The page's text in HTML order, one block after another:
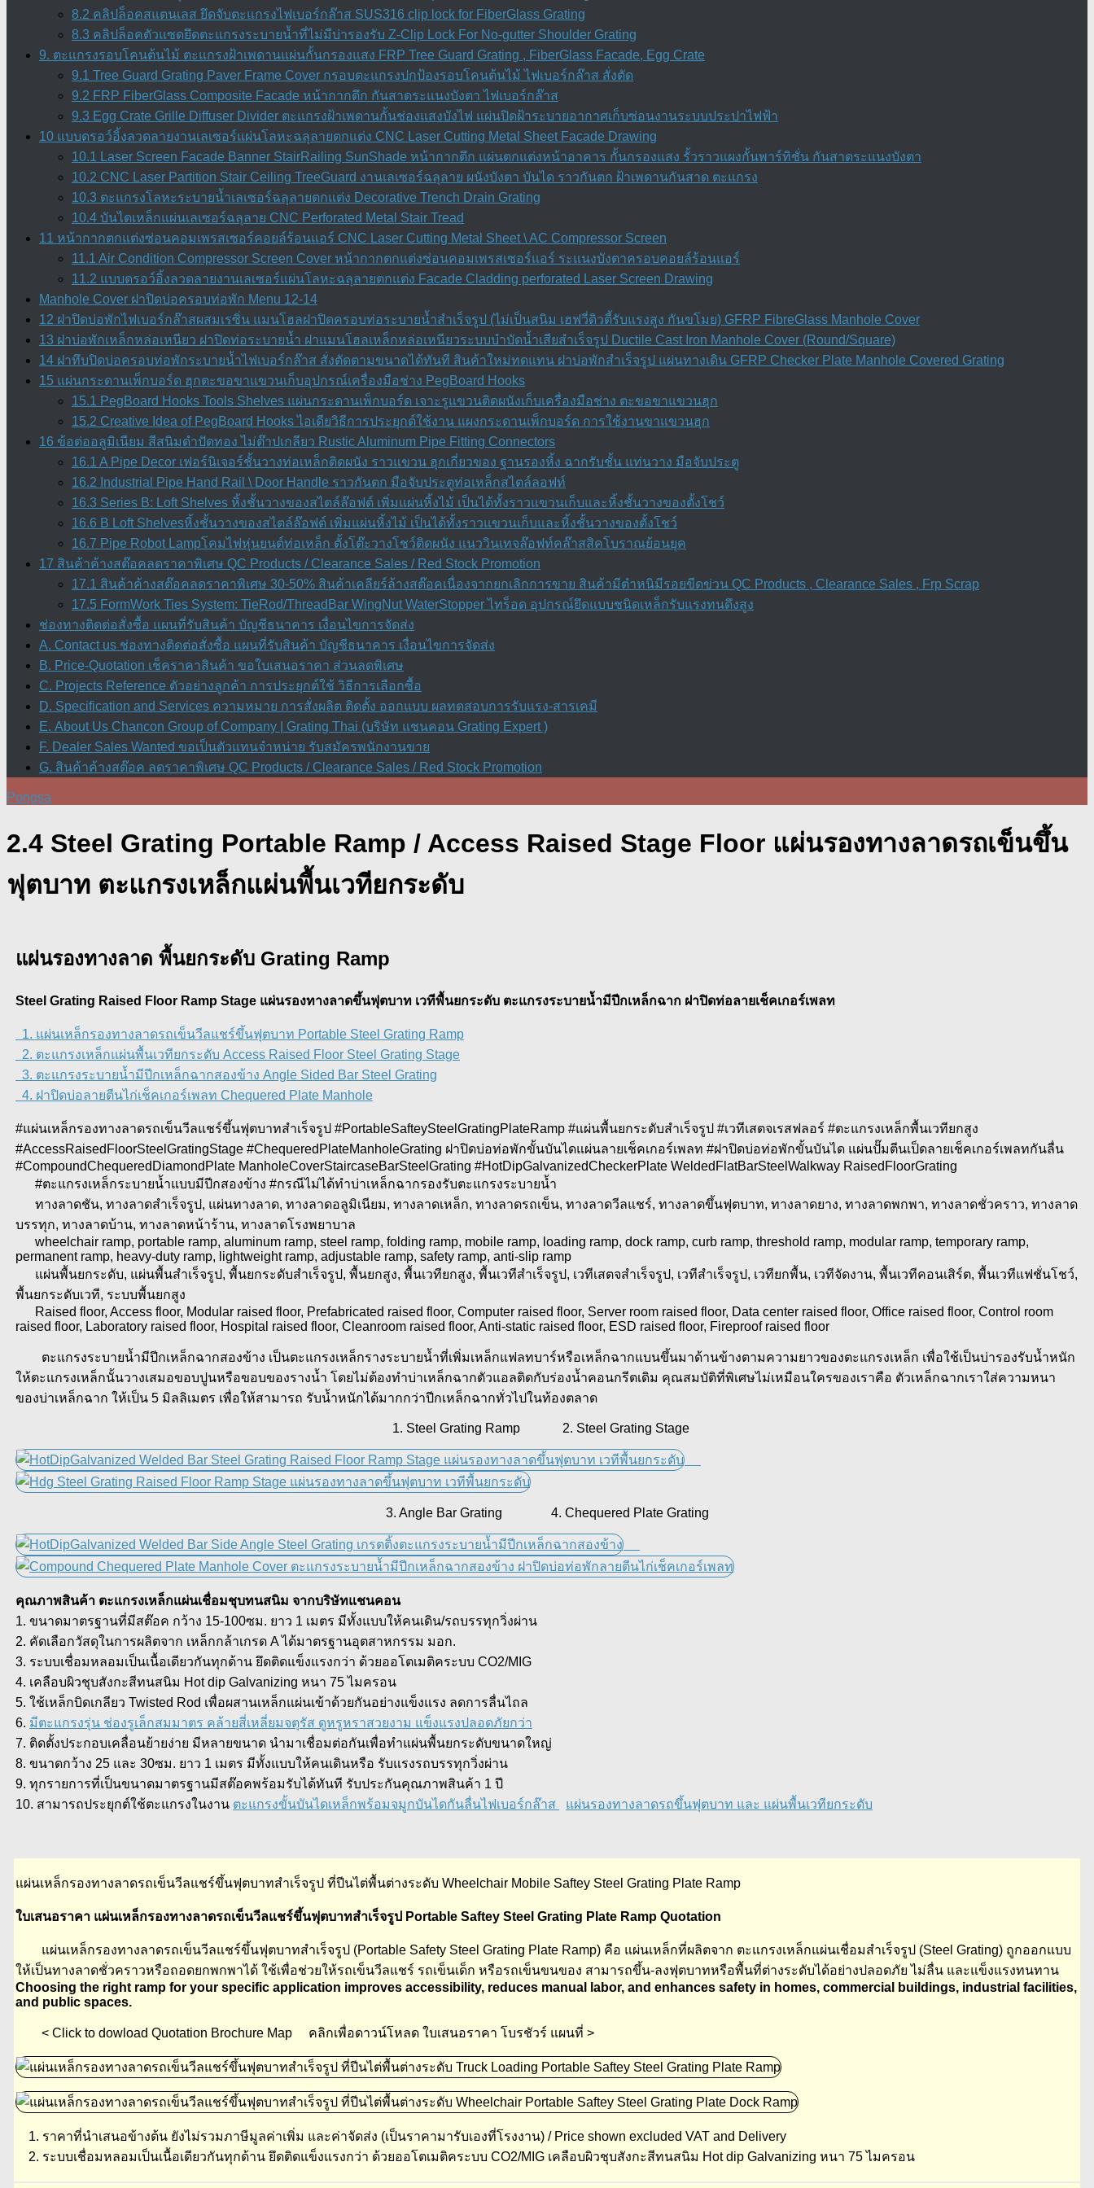
8.2 คลิปล็อคสแตนเลส ยึดจับตะแกรงไฟเบอร์กล๊าส SUS316 clip lock for FiberGlass Grating
8.3 คลิปล็อคตัวแซดยึดตะแกรงระบายน้ำที่ไม่มีบ่ารองรับ Z-Clip Lock For No-gutter Shoulder Grating
9. ตะแกรงรอบโคนต้นไม้ ตะแกรงฝ้าเพดานแผ่นกั้นกรองแสง FRP Tree Guard Grating , FiberGlass Facade, Egg Crate
9.1 Tree Guard Grating Paver Frame Cover กรอบตะแกรงปกป้องรอบโคนต้นไม้ ไฟเบอร์กล๊าส สั่งตัด
9.2 FRP FiberGlass Composite Facade หน้ากากตึก กันสาดระแนงบังตา ไฟเบอร์กล๊าส
9.3 Egg Crate Grille Diffuser Divider ตะแกรงฝ้าเพดานกั้นช่องแสงบังไฟ แผ่นปิดฝ้าระบายอากาศเก็บซ่อนงานระบบประปาไฟฟ้า
10 แบบดรอว์อิ้งลวดลายงานเลเซอร์แผ่นโลหะฉลุลายตกแต่ง CNC Laser Cutting Metal Sheet Facade Drawing
10.1 Laser Screen Facade Banner StairRailing SunShade หน้ากากตึก แผ่นตกแต่งหน้าอาคาร กั้นกรองแสง รั้วราวแผงกั้นพาร์ทิชั่น กันสาดระแนงบังตา
10.2 CNC Laser Partition Stair Ceiling TreeGuard งานเลเซอร์ฉลุลาย ผนังบังตา บันได ราวกันตก ฝ้าเพดานกันสาด ตะแกรง
10.3 ตะแกรงโลหะระบายน้ำเลเซอร์ฉลุลายตกแต่ง Decorative Trench Drain Grating
10.4 บันไดเหล็กแผ่นเลเซอร์ฉลุลาย CNC Perforated Metal Stair Tread
11 หน้ากากตกแต่งซ่อนคอมเพรสเซอร์คอยล์ร้อนแอร์ CNC Laser Cutting Metal Sheet \ AC Compressor Screen
11.1 Air Condition Compressor Screen Cover หน้ากากตกแต่งซ่อนคอมเพรสเซอร์แอร์ ระแนงบังตาครอบคอยล์ร้อนแอร์
11.2 แบบดรอว์อิ้งลวดลายงานเลเซอร์แผ่นโลหะฉลุลายตกแต่ง Facade Cladding perforated Laser Screen Drawing
Manhole Cover ฝาปิดบ่อครอบท่อพัก Menu 12-14
12 ฝาปิดบ่อพักไฟเบอร์กล๊าสผสมเรซิ่น แมนโฮลฝาปิดครอบท่อระบายน้ำสำเร็จรูป (ไม่เป็นสนิม เฮฟวี่ดิวตี้รับแรงสูง กันขโมย) GFRP FibreGlass Manhole Cover
13 ฝาบ่อพักเหล็กหล่อเหนียว ฝาปิดท่อระบายน้ำ ฝาแมนโฮลเหล็กหล่อเหนียวระบบบำบัดน้ำเสียสำเร็จรูป Ductile Cast Iron Manhole Cover (Round/Square)
14 ฝาทึบปิดบ่อครอบท่อพักระบายน้ำไฟเบอร์กล๊าส สั่งตัดตามขนาดได้ทันที สินค้าใหม่ทดแทน ฝาบ่อพักสําเร็จรูป แผ่นทางเดิน GFRP Checker Plate Manhole Covered Grating
15 แผ่นกระดานเพ็กบอร์ด ฮุกตะขอขาแขวนเก็บอุปกรณ์เครื่องมือช่าง PegBoard Hooks
15.1 PegBoard Hooks Tools Shelves แผ่นกระดานเพ็กบอร์ด เจาะรูแขวนติดผนังเก็บเครื่องมือช่าง ตะขอขาแขวนฮุก
15.2 Creative Idea of PegBoard Hooks ไอเดียวิธีการประยุกต์ใช้งาน แผงกระดานเพ็กบอร์ด การใช้งานขาแขวนฮุก
16 ข้อต่ออลูมิเนียม สีสนิมดำปัดทอง ไม่ต๊าปเกลียว Rustic Aluminum Pipe Fitting Connectors
16.1 A Pipe Decor เฟอร์นิเจอร์ชั้นวางท่อเหล็กติดผนัง ราวแขวน ฮุกเกี่ยวของ ฐานรองหิ้ง ฉากรับชั้น แท่นวาง มือจับประตู
16.2 Industrial Pipe Hand Rail \ Door Handle ราวกันตก มือจับประตูท่อเหล็กสไตล์ลอฟท์
16.3 Series B: Loft Shelves หิ้งชั้นวางของสไตล์ล๊อฟต์ เพิ่มแผ่นหิ้งไม้ เป็นได้ทั้งราวแขวนเก็บและหิ้งชั้นวางของตั้งโชว์
16.6 B Loft Shelvesหิ้งชั้นวางของสไตล์ล๊อฟต์ เพิ่มแผ่นหิ้งไม้ เป็นได้ทั้งราวแขวนเก็บและหิ้งชั้นวางของตั้งโชว์
16.7 Pipe Robot Lampโคมไฟหุ่นยนต์ท่อเหล็ก ตั้งโต๊ะวางโชว์ติดผนัง แนววินเทจล๊อฟท์คล๊าสสิคโบราณย้อนยุค
17 สินค้าค้างสต๊อคลดราคาพิเศษ QC Products / Clearance Sales / Red Stock Promotion
17.1 สินค้าค้างสต๊อคลดราคาพิเศษ 30-50% สินค้าเคลียร์ล้างสต๊อคเนื่องจากยกเลิกการขาย สินค้ามีตำหนิมีรอยขีดข่วน QC Products , Clearance Sales , Frp Scrap
17.5 FormWork Ties System: TieRod/ThreadBar WingNut WaterStopper ไทร็อด อุปกรณ์ยึดแบบชนิดเหล็กรับแรงทนดึงสูง
ช่องทางติดต่อสั่งซื้อ แผนที่รับสินค้า บัญชีธนาคาร เงื่อนไขการจัดส่ง
A. Contact us ช่องทางติดต่อสั่งซื้อ แผนที่รับสินค้า บัญชีธนาคาร เงื่อนไขการจัดส่ง
B. Price-Quotation เช็คราคาสินค้า ขอใบเสนอราคา ส่วนลดพิเศษ
C. Projects Reference ตัวอย่างลูกค้า การประยุกต์ใช้ วิธีการเลือกซื้อ
D. Specification and Services ความหมาย การสั่งผลิต ติดตั้ง ออกแบบ ผลทดสอบการรับแรง-สารเคมี
E. About Us Chancon Group of Company | Grating Thai (บริษัท แชนคอน Grating Expert )
F. Dealer Sales Wanted ขอเป็นตัวแทนจำหน่าย รับสมัครพนักงานขาย
G. สินค้าค้างสต๊อค ลดราคาพิเศษ QC Products / Clearance Sales / Red Stock Promotion
Pongsa
2.4 Steel Grating Portable Ramp / Access Raised Stage Floor แผ่นรองทางลาดรถเข็นขึ้น
ฟุตบาท ตะแกรงเหล็กแผ่นพื้นเวทียกระดับ
แผ่นรองทางลาด พื้นยกระดับ Grating Ramp
Steel Grating Raised Floor Ramp Stage แผ่นรองทางลาดขึ้นฟุตบาท เวทีพื้นยกระดับ ตะแกรงระบายน้ำมีปีกเหล็กฉาก ฝาปิดท่อลายเช็คเกอร์เพลท
1. แผ่นเหล็กรองทางลาดรถเข็นวีลแชร์ขึ้นฟุตบาท Portable Steel Grating Ramp
2. ตะแกรงเหล็กแผ่นพื้นเวทียกระดับ Access Raised Floor Steel Grating Stage
3. ตะแกรงระบายน้ำมีปีกเหล็กฉากสองข้าง Angle Sided Bar Steel Grating
4. ฝาปิดบ่อลายตีนไก่เช็คเกอร์เพลท Chequered Plate Manhole
#แผ่นเหล็กรองทางลาดรถเข็นวีลแชร์ขึ้นฟุตบาทสำเร็จรูป #PortableSafteySteelGratingPlateRamp #แผ่นพื้นยกระดับสำเร็จรูป #เวทีเสตจเรสฟลอร์ #ตะแกรงเหล็กพื้นเวทียกสูง
#AccessRaisedFloorSteelGratingStage #ChequeredPlateManholeGrating ฝาปิดบ่อท่อพักขั้นบันไดแผ่นลายเช็คเกอร์เพลท #ฝาปิดบ่อท่อพักขั้นบันได แผ่นปั๊มตีนเป็ดลายเช็คเกอร์เพลทกันลื่น
#CompoundChequeredDiamondPlate ManholeCoverStaircaseBarSteelGrating #HotDipGalvanizedCheckerPlate WeldedFlatBarSteelWalkway RaisedFloorGrating
#ตะแกรงเหล็กระบายน้ำแบบมีปีกสองข้าง #กรณีไม่ได้ทำบ่าเหล็กฉากรองรับตะแกรงระบายน้ำ
ทางลาดชัน, ทางลาดสำเร็จรูป, แผ่นทางลาด, ทางลาดอลูมิเนียม, ทางลาดเหล็ก, ทางลาดรถเข็น, ทางลาดวีลแชร์, ทางลาดขึ้นฟุตบาท, ทางลาดยาง, ทางลาดพกพา, ทางลาดชั่วคราว, ทางลาด
บรรทุก, ทางลาดบ้าน, ทางลาดหน้าร้าน, ทางลาดโรงพยาบาล
wheelchair ramp, portable ramp, aluminum ramp, steel ramp, folding ramp, mobile ramp, loading ramp, dock ramp, curb ramp, threshold ramp, modular ramp, temporary ramp,
permanent ramp, heavy-duty ramp, lightweight ramp, adjustable ramp, safety ramp, anti-slip ramp
แผ่นพื้นยกระดับ, แผ่นพื้นสำเร็จรูป, พื้นยกระดับสำเร็จรูป, พื้นยกสูง, พื้นเวทียกสูง, พื้นเวทีสำเร็จรูป, เวทีเสตจสำเร็จรูป, เวทีสำเร็จรูป, เวทียกพื้น, เวทีจัดงาน, พื้นเวทีคอนเสิร์ต, พื้นเวทีแฟชั่นโชว์,
พื้นยกระดับเวที, ระบบพื้นยกสูง
Raised floor, Access floor, Modular raised floor, Prefabricated raised floor, Computer raised floor, Server room raised floor, Data center raised floor, Office raised floor, Control room
raised floor, Laboratory raised floor, Hospital raised floor, Cleanroom raised floor, Anti-static raised floor, ESD raised floor, Fireproof raised floor
ตะแกรงระบายน้ำมีปีกเหล็กฉากสองข้าง เป็นตะแกรงเหล็กรางระบายน้ำที่เพิ่มเหล็กแฟลทบาร์หรือเหล็กฉากแบนขึ้นมาด้านข้างตามความยาวของตะแกรงเหล็ก เพื่อใช้เป็นบ่ารองรับน้ำหนัก
ให้ตะแกรงเหล็กนั้นวางเสมอขอบปูนหรือขอบของรางน้ำ โดยไม่ต้องทำบ่าเหล็กฉากตัวแอลติดกับร่องน้ำคอนกรีตเดิม คุณสมบัติที่พิเศษไม่เหมือนใครของเราคือ ตัวเหล็กฉากเราใส่ความหนา
ของบ่าเหล็กฉาก ให้เป็น 5 มิลลิเมตร เพื่อให้สามารถ รับน้ำหนักได้มากกว่าปีกเหล็กฉากทั่วไปในท้องตลาด
1. Steel Grating Ramp 2. Steel Grating Stage
3. Angle Bar Grating 4. Chequered Plate Grating
คุณภาพสินค้า ตะแกรงเหล็กแผ่นเชื่อมชุบทนสนิม จากบริษัทแชนคอน
1. ขนาดมาตรฐานที่มีสต๊อค กว้าง 15-100ซม. ยาว 1 เมตร มีทั้งแบบให้คนเดิน/รถบรรทุกวิ่งผ่าน
2. คัดเลือกวัสดุในการผลิตจาก เหล็กกล้าเกรด A ได้มาตรฐานอุตสาหกรรม มอก.
3. ระบบเชื่อมหลอมเป็นเนื้อเดียวกันทุกด้าน ยึดติดแข็งแรงกว่า ด้วยออโตเมติคระบบ CO2/MIG
4. เคลือบผิวชุบสังกะสีทนสนิม Hot dip Galvanizing หนา 75 ไมครอน
5. ใช้เหล็กบิดเกลียว Twisted Rod เพื่อผสานเหล็กแผ่นเข้าด้วยกันอย่างแข็งแรง ลดการลื่นไถล
6. มีตะแกรงรุ่น ช่องรูเล็กสมมาตร คล้ายสี่เหลี่ยมจตุรัส ดูหรูหราสวยงาม แข็งแรงปลอดภัยกว่า
7. ติดตั้งประกอบเคลื่อนย้ายง่าย มีหลายขนาด นำมาเชื่อมต่อกันเพื่อทำแผ่นพื้นยกระดับขนาดใหญ่
8. ขนาดกว้าง 25 และ 30ซม. ยาว 1 เมตร มีทั้งแบบให้คนเดินหรือ รับแรงรถบรรทุกวิ่งผ่าน
9. ทุกรายการที่เป็นขนาดมาตรฐานมีสต๊อคพร้อมรับได้ทันที รับประกันคุณภาพสินค้า 1 ปี
10. สามารถประยุกต์ใช้ตะแกรงในงาน ตะแกรงขั้นบันไดเหล็กพร้อมจมูกบันไดกันลื่นไฟเบอร์กล๊าส แผ่นรองทางลาดรถขึ้นฟุตบาท และ แผ่นพื้นเวทียกระดับ
แผ่นเหล็กรองทางลาดรถเข็นวีลแชร์ขึ้นฟุตบาทสำเร็จรูป ที่ปีนไต่พื้นต่างระดับ Wheelchair Mobile Saftey Steel Grating Plate Ramp
ใบเสนอราคา แผ่นเหล็กรองทางลาดรถเข็นวีลแชร์ขึ้นฟุตบาทสำเร็จรูป Portable Saftey Steel Grating Plate Ramp Quotation
แผ่นเหล็กรองทางลาดรถเข็นวีลแชร์ขึ้นฟุตบาทสำเร็จรูป (Portable Safety Steel Grating Plate Ramp) คือ แผ่นเหล็กที่ผลิตจาก ตะแกรงเหล็กแผ่นเชื่อมสำเร็จรูป (Steel Grating) ถูกออกแบบ
ให้เป็นทางลาดชั่วคราวหรือถอดยกพกพาได้ ใช้เพื่อช่วยให้รถเข็นวีลแชร์ รถเข็นเด็ก หรือรถเข็นขนของ สามารถขึ้น-ลงฟุตบาทหรือพื้นที่ต่างระดับได้อย่างปลอดภัย ไม่ลื่น และแข็งแรงทนทาน
Choosing the right ramp for your specific application improves accessibility, reduces manual labor, and enhances safety in homes, commercial buildings, industrial facilities,
and public spaces.
< Click to dowload Quotation Brochure Map คลิกเพื่อดาวน์โหลด ใบเสนอราคา โบรชัวร์ แผนที่ >
1. ราคาที่นำเสนอข้างต้น ยังไม่รวมภาษีมูลค่าเพิ่ม และค่าจัดส่ง (เป็นราคามารับเองที่โรงงาน) / Price shown excluded VAT and Delivery
2. ระบบเชื่อมหลอมเป็นเนื้อเดียวกันทุกด้าน ยึดติดแข็งแรงกว่า ด้วยออโตเมติคระบบ CO2/MIG เคลือบผิวชุบสังกะสีทนสนิม Hot dip Galvanizing หนา 75 ไมครอน